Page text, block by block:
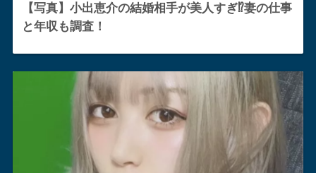
【写真】小出恵介の結婚相手が美人すぎ⁉︎妻の仕事
と年収も調査！